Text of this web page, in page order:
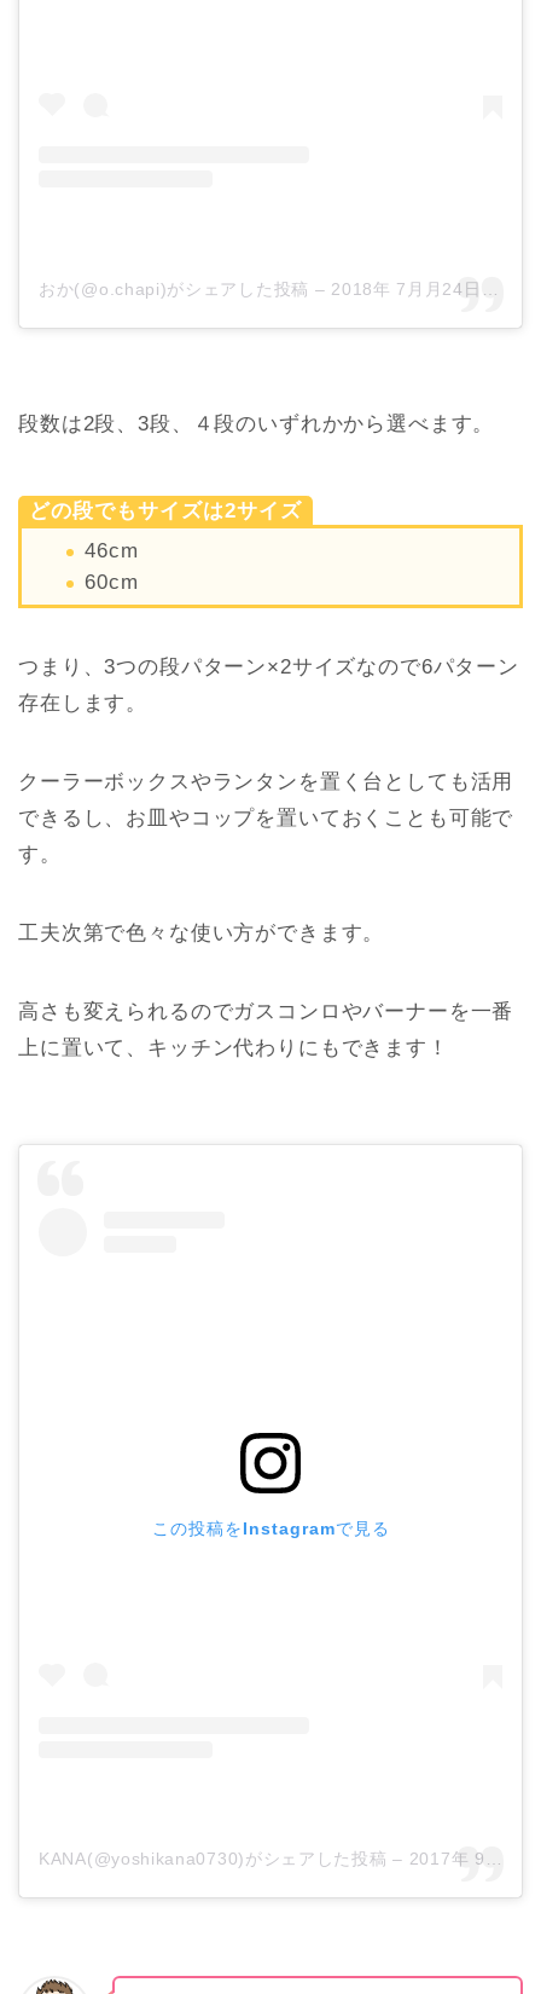
おか(@o.chapi)がシェアした投稿 – 2018年 7月月24日午後11時10分PDT
段数は2段、3段、４段のいずれかから選べます。
どの段でもサイズは2サイズ
46cm
60cm
つまり、3つの段パターン×2サイズなので6パターン
存在します。
クーラーボックスやランタンを置く台としても活用
できるし、お皿やコップを置いておくことも可能で
す。
工夫次第で色々な使い方ができます。
高さも変えられるのでガスコンロやバーナーを一番
上に置いて、キッチン代わりにもできます！
この投稿をInstagramで見る
KANA(@yoshikana0730)がシェアした投稿 – 2017年 9月月24日午後6時42分PDT